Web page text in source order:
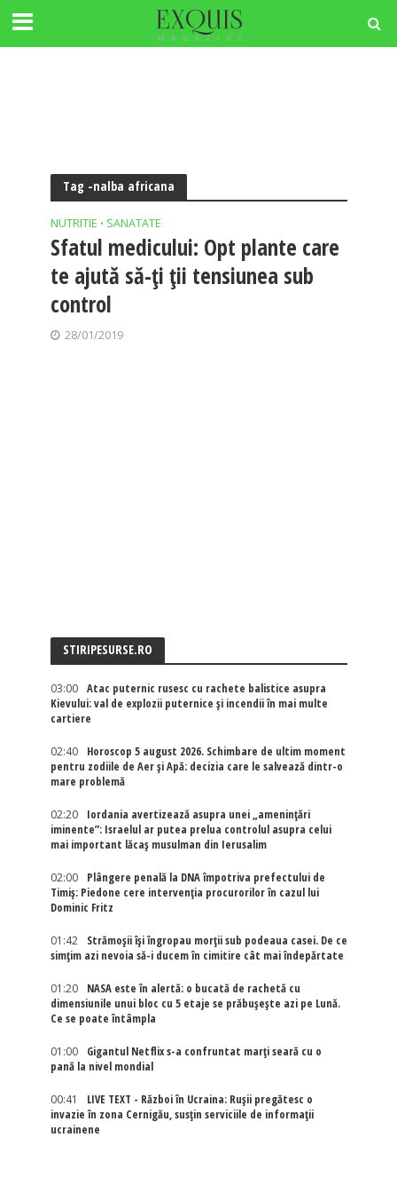
Tag -nalba africana
NUTRITIE • SANATATE
Sfatul medicului: Opt plante care
te ajută să-ţi ţii tensiunea sub
control
28/01/2019
STIRIPESURSE.RO
03:00
Atac puternic rusesc cu rachete balistice asupra
Kievului: val de explozii puternice și incendii în mai multe
cartiere
02:40
Horoscop 5 august 2026. Schimbare de ultim moment
pentru zodiile de Aer și Apă: decizia care le salvează dintr-o
mare problemă
02:20
Iordania avertizează asupra unei „amenințări
iminente”: Israelul ar putea prelua controlul asupra celui
mai important lăcaș musulman din Ierusalim
02:00
Plângere penală la DNA împotriva prefectului de
Timiș: Piedone cere intervenția procurorilor în cazul lui
Dominic Fritz
01:42
Strămoșii își îngropau morții sub podeaua casei. De ce
simțim azi nevoia să-i ducem în cimitire cât mai îndepărtate
01:20
NASA este în alertă: o bucată de rachetă cu
dimensiunile unui bloc cu 5 etaje se prăbușește azi pe Lună.
Ce se poate întâmpla
01:00
Gigantul Netflix s-a confruntat marţi seară cu o
pană la nivel mondial
00:41
LIVE TEXT - Război în Ucraina: Rușii pregătesc o
invazie în zona Cernigău, susțin serviciile de informații
ucrainene